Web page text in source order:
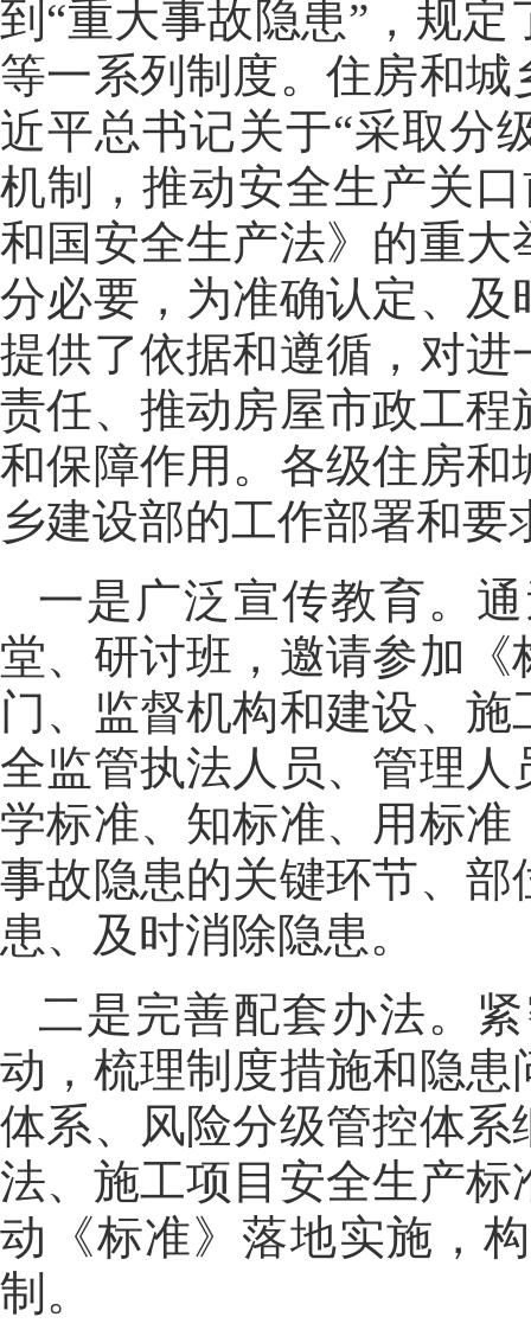
到“重大事故隐患”，规
等一系列制度。住房和
近平总书记关于“采取分
机制，推动安全生产关
和国安全生产法》的重
分必要，为准确认定、
提供了依据和遵循，对
责任、推动房屋市政工
和保障作用。各级住房
乡建设部的工作部署和
一是广泛宣传教育。
堂、研讨班，邀请参加
门、监督机构和建设、
全监管执法人员、管理
学标准、知标准、用标
事故隐患的关键环节、
患、及时消除隐患。
二是完善配套办法。
动，梳理制度措施和隐
体系、风险分级管控体
法、施工项目安全生产
动《标准》落地实施，
制。